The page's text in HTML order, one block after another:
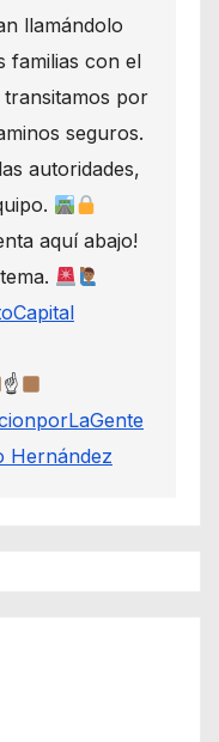
llamándolo
familias con el
transitamos por
seguros.
autoridades,
aquí abajo!
☝
Hernández